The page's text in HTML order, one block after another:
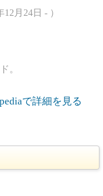
月24日 - ）
。
で詳細を見る